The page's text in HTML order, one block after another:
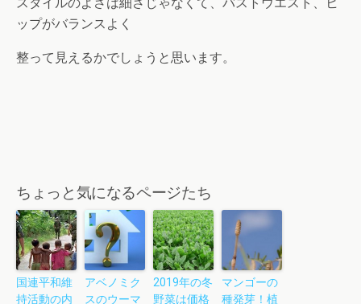
スタイルのよさは細さじゃなくて、バストウエスト、ヒ
ップがバランスよく
整って見えるかでしょうと思います。
ちょっと気になるページたち
国連平和維
持活動の内
アベノミク
スのウーマ
2019年の冬
野菜は価格
マンゴーの
種発芽！植